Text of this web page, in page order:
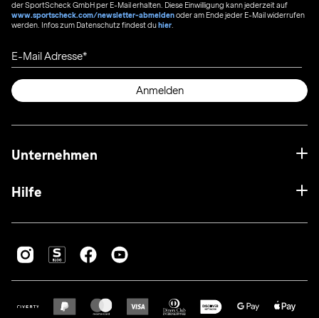
der SportScheck GmbH per E-Mail erhalten. Diese Einwilligung kann jederzeit auf
www.sportscheck.com/newsletter-abmeldenoder am Ende jeder E-Mail widerrufen
werden. Infos zum Datenschutz findest duhier
E-Mail Adresse
Anmelden
Unternehmen
Hilfe